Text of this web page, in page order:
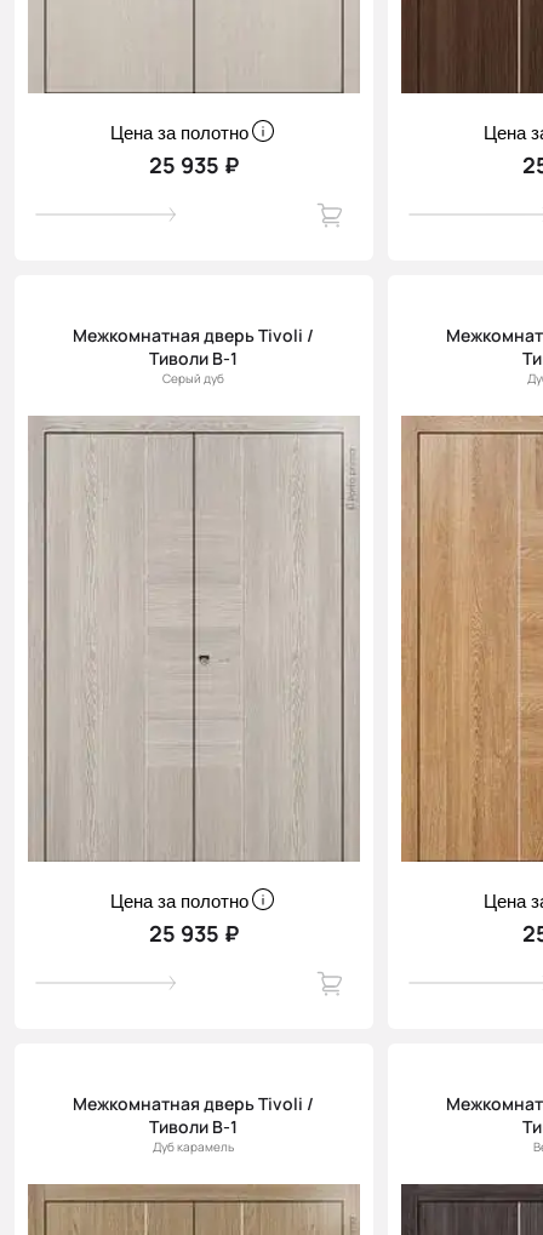
Цена за полотно
25 935 ₽
Цена
Межкомнатная дверь Tivoli /
Тиволи В-1
Серый дуб
Цена за полотно
25 935 ₽
Цена
Межкомнатная дверь Tivoli /
Тиволи В-1
Дуб карамель